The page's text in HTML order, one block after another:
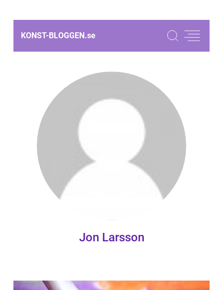
KONST-BLOGGEN.se
Jon Larsson